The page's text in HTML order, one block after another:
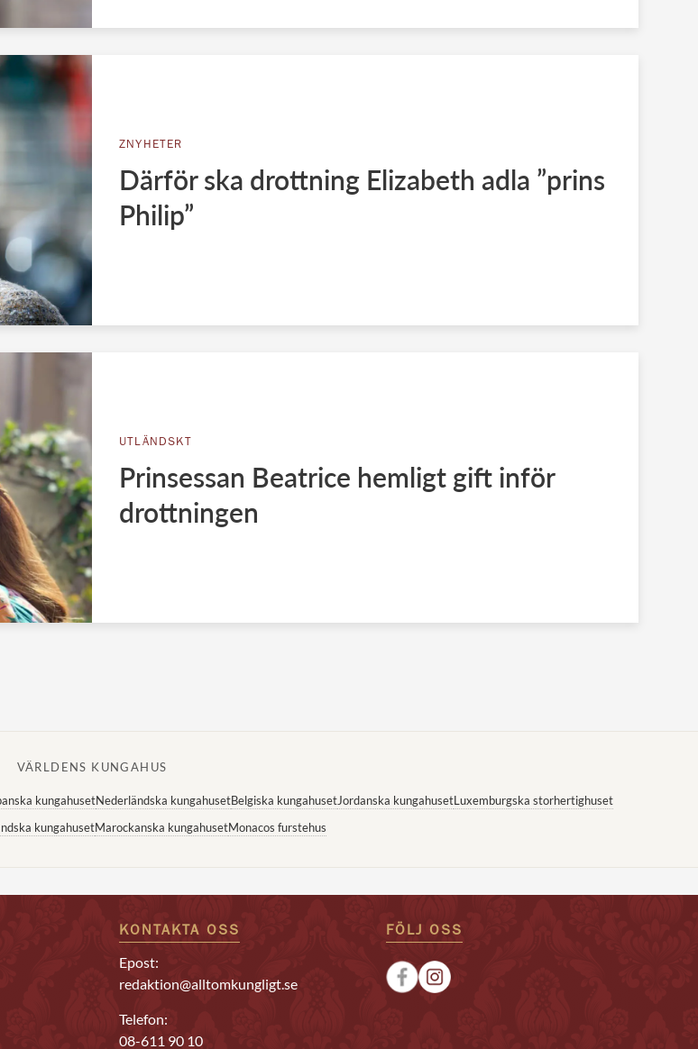
ZNYHETER
Därför ska drottning Elizabeth adla ”prins
Philip”
UTLÄNDSKT
Prinsessan Beatrice hemligt gift inför
drottningen
VÄRLDENS KUNGAHUS
kungahusetNederländska kungahusetBelgiska kungahusetJordanska kungahusetLuxemburgska storhertighuset
kungahusetMarockanska kungahusetMonacos furstehus
KONTAKTA OSS
Epost:
redaktion@alltomkungligt.se
Telefon:
08-611 90 10
FÖLJ OSS